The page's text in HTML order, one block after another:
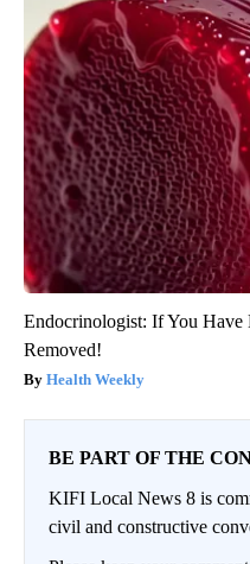
Endocrinologist: If You Have
Removed!
Health Weekly
BE PART OF THE
KIFI Local News 8 is
civil and constructive